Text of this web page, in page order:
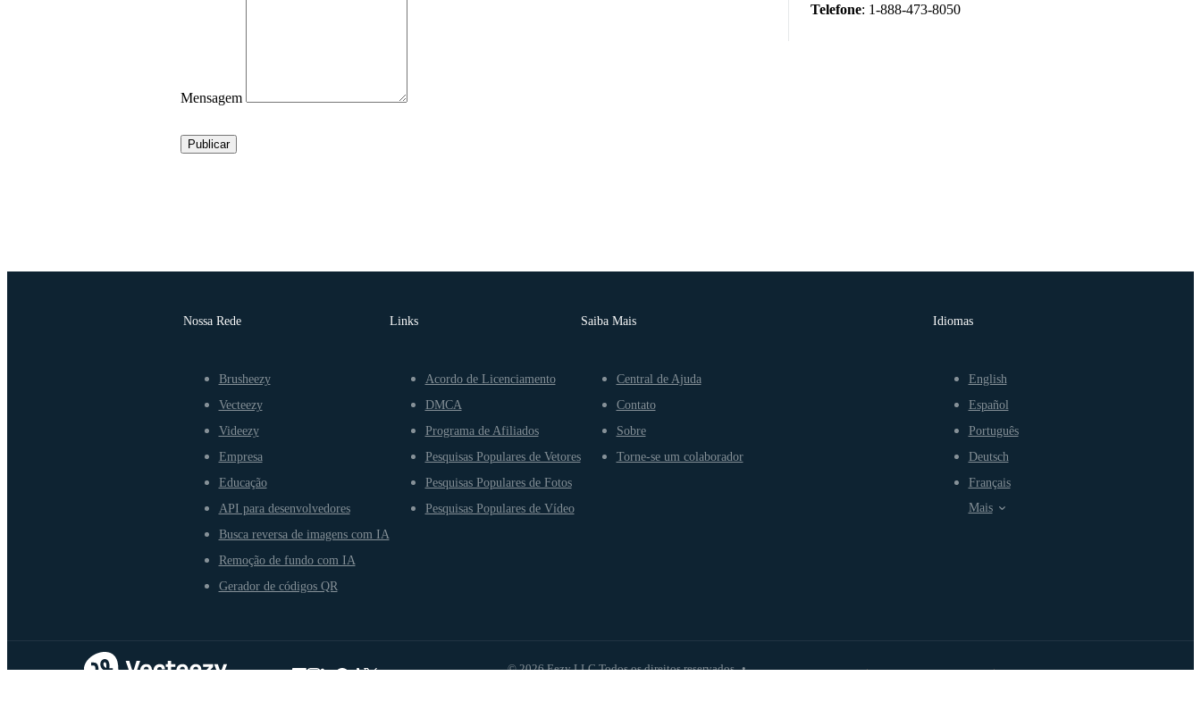
Mensagem
Publicar
Telefone: 1-888-473-8050
Nossa Rede
Brusheezy
Vecteezy
Videezy
Empresa
Educação
API para desenvolvedores
Busca reversa de imagens com IA
Remoção de fundo com IA
Gerador de códigos QR
Links
Acordo de Licenciamento
DMCA
Programa de Afiliados
Pesquisas Populares de Vetores
Pesquisas Populares de Fotos
Pesquisas Populares de Vídeo
Saiba Mais
Central de Ajuda
Contato
Sobre
Torne-se um colaborador
© 2026 Eezy LLC Todos os direitos reservados •
Idiomas
English
Español
Português
Deutsch
Français
Mais